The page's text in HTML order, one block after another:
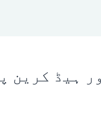
ہیڈ کرین